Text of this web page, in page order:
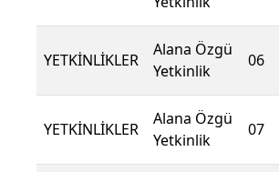
YETKİNLİKLER
Alana Özgü
Yetkinlik
06
YETKİNLİKLER
Alana Özgü
Yetkinlik
07